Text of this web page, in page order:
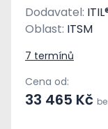
Dodavatel:
Oblast: ITSM
7 termínů
Cena od:
33 465 Kč